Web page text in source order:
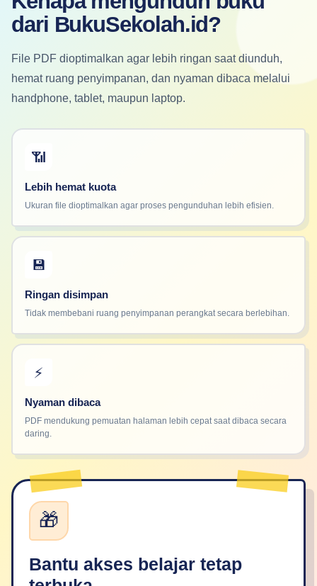
dari BukuSekolah.id?
File PDF dioptimalkan agar lebih ringan saat diunduh,
hemat ruang penyimpanan, dan nyaman dibaca melalui
handphone, tablet, maupun laptop.
📶
Lebih hemat kuota
Ukuran file dioptimalkan agar proses pengunduhan lebih efisien.
💾
Ringan disimpan
Tidak membebani ruang penyimpanan perangkat secara berlebihan.
⚡
Nyaman dibaca
PDF mendukung pemuatan halaman lebih cepat saat dibaca secara
daring.
🎁
Bantu akses belajar tetap